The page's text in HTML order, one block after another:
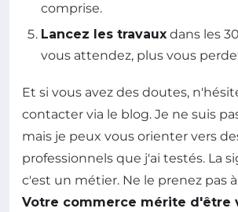
comprise.
Lancez les travaux dans les
vous attendez, plus vous
Et si vous avez des doutes,
contacter via le blog. Je ne suis
mais je peux vous orienter vers
professionnels que j'ai testés. La
c'est un métier. Ne le prenez pas
Votre commerce mérite d'être